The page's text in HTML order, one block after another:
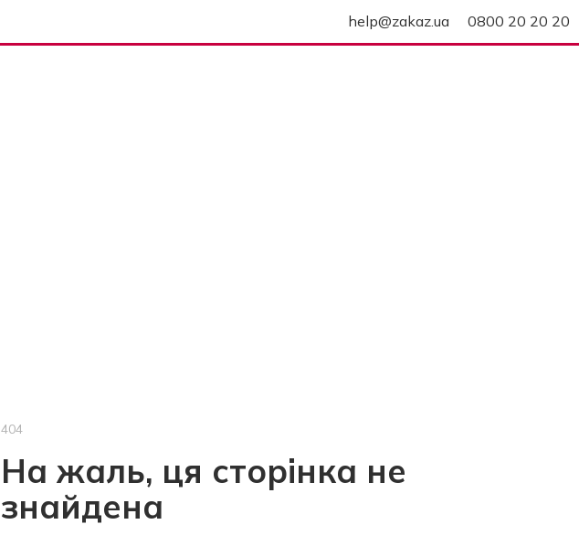
help@zakaz.ua 0800 20 20 20
404
На жаль, ця сторінка не
знайдена